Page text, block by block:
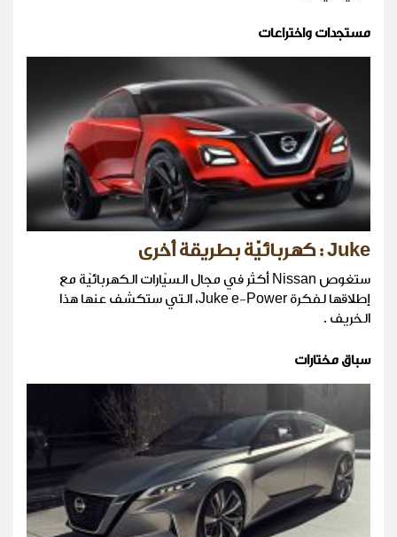
مستجدات واختراعات
Juke : كهربائيّة بطريقة أخرى
ستغوص Nissan أكثر في مجال السيّارات الكهربائيّة مع
إطلاقها لفكرة Juke e-Power، التي ستكشف عنها هذا
الخريف .
سباق مختارات